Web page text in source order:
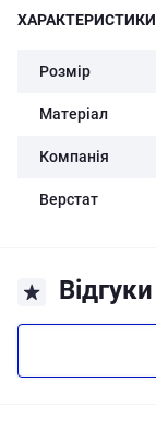
Розмір
Матеріал
Компанія
Верстат
Відгуки